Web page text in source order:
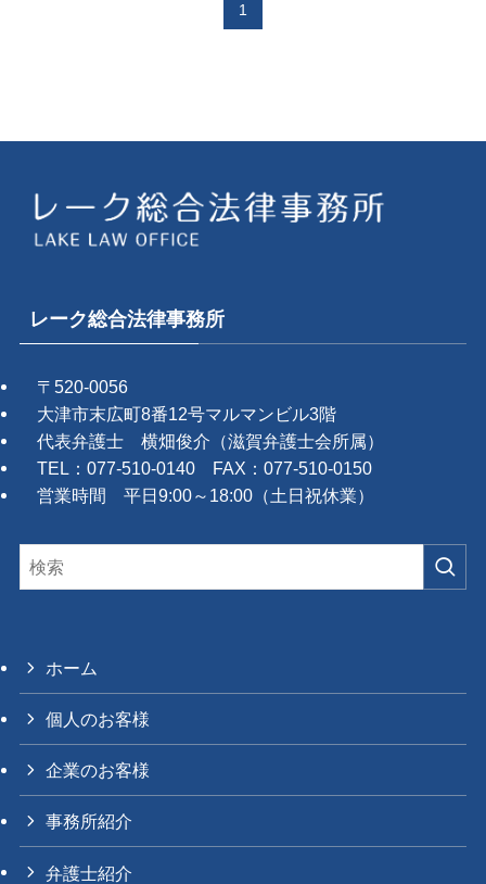
1
レーク総合法律事務所
〒520-0056
大津市末広町8番12号マルマンビル3階
代表弁護士 横畑俊介（滋賀弁護士会所属）
TEL：077-510-0140 FAX：077-510-0150
営業時間 平日9:00～18:00（土日祝休業）
ホーム
個人のお客様
企業のお客様
事務所紹介
弁護士紹介